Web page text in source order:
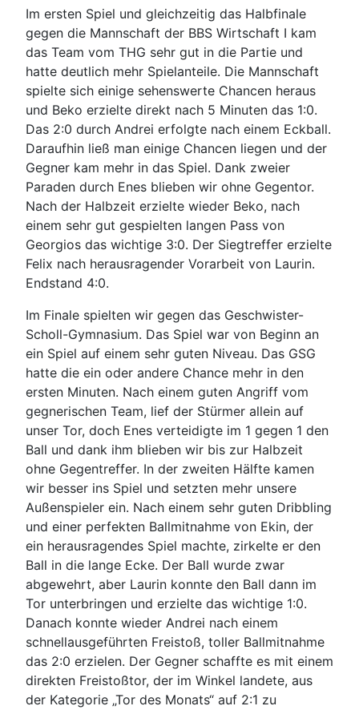
Im ersten Spiel und gleichzeitig das Halbfinale
gegen die Mannschaft der BBS Wirtschaft I kam
das Team vom THG sehr gut in die Partie und
hatte deutlich mehr Spielanteile. Die Mannschaft
spielte sich einige sehenswerte Chancen heraus
und Beko erzielte direkt nach 5 Minuten das 1:0.
Das 2:0 durch Andrei erfolgte nach einem Eckball.
Daraufhin ließ man einige Chancen liegen und der
Gegner kam mehr in das Spiel. Dank zweier
Paraden durch Enes blieben wir ohne Gegentor.
Nach der Halbzeit erzielte wieder Beko, nach
einem sehr gut gespielten langen Pass von
Georgios das wichtige 3:0. Der Siegtreffer erzielte
Felix nach herausragender Vorarbeit von Laurin.
Endstand 4:0.
Im Finale spielten wir gegen das Geschwister-
Scholl-Gymnasium. Das Spiel war von Beginn an
ein Spiel auf einem sehr guten Niveau. Das GSG
hatte die ein oder andere Chance mehr in den
ersten Minuten. Nach einem guten Angriff vom
gegnerischen Team, lief der Stürmer allein auf
unser Tor, doch Enes verteidigte im 1 gegen 1 den
Ball und dank ihm blieben wir bis zur Halbzeit
ohne Gegentreffer. In der zweiten Hälfte kamen
wir besser ins Spiel und setzten mehr unsere
Außenspieler ein. Nach einem sehr guten Dribbling
und einer perfekten Ballmitnahme von Ekin, der
ein herausragendes Spiel machte, zirkelte er den
Ball in die lange Ecke. Der Ball wurde zwar
abgewehrt, aber Laurin konnte den Ball dann im
Tor unterbringen und erzielte das wichtige 1:0.
Danach konnte wieder Andrei nach einem
schnellausgeführten Freistoß, toller Ballmitnahme
das 2:0 erzielen. Der Gegner schaffte es mit einem
direkten Freistoßtor, der im Winkel landete, aus
der Kategorie „Tor des Monats“ auf 2:1 zu